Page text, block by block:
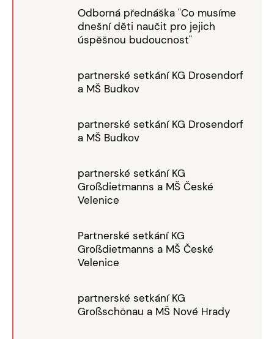
Odborná přednáška "Co musíme
dnešní děti naučit pro jejich
úspěšnou budoucnost"
partnerské setkání KG Drosendorf
a MŠ Budkov
partnerské setkání KG Drosendorf
a MŠ Budkov
partnerské setkání KG
Großdietmanns a MŠ České
Velenice
Partnerské setkání KG
Großdietmanns a MŠ České
Velenice
partnerské setkání KG
Großschönau a MŠ Nové Hrady